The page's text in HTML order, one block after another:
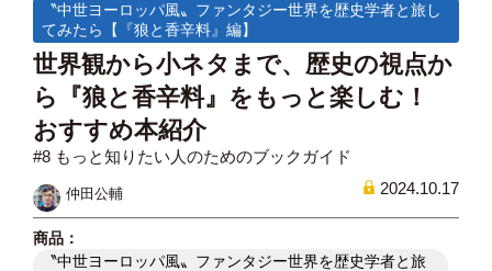
〝中世ヨーロッパ風〟ファンタジー世界を歴史学者と旅し
てみたら【『狼と香辛料』編】
世界観から小ネタまで、歴史の視点か
ら『狼と香辛料』をもっと楽しむ！
おすすめ本紹介
#8 もっと知りたい人のためのブックガイド
仲田公輔 2024.10.17
〝中世ヨーロッパ風〟ファンタジー世界を歴史学者と旅